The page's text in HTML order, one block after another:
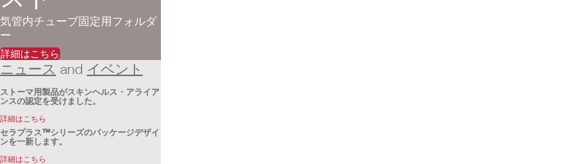
気管内チューブ固定用フォルダ
ー
詳細はこちら
ニュース and イベント
ストーマ用製品がスキンヘルス・アライア
ンスの認定を受けました。
詳細はこちら
セラプラス™シリーズのパッケージデザイ
ンを一新します。
詳細はこちら